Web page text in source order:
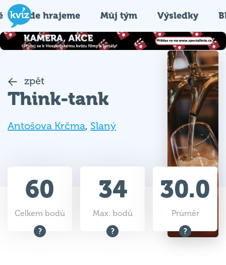
Kde hrajeme Můj tým Výsledky
zpět
Think-tank
Antošova Krčma, Slaný
60
Celkem bodů
34
Max. bodů
30.0
Průměr